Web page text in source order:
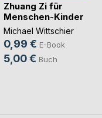
Zhuang Zi für
Menschen-Kinder
Michael Wittschier
0,99 € E-Book
5,00 € Buch